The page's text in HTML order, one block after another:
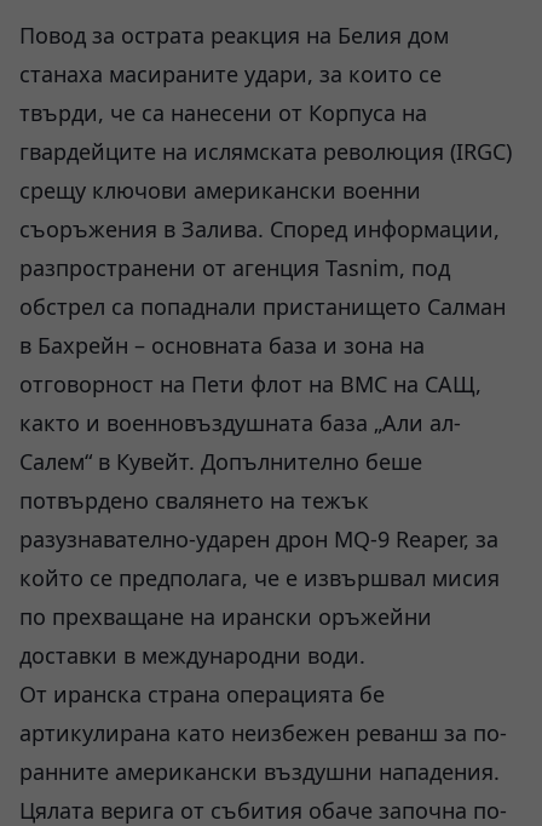
Повод за острата реакция на Белия дом
станаха масираните удари, за които се
твърди, че са нанесени от Корпуса на
гвардейците на ислямската революция (IRGC)
срещу ключови американски военни
съоръжения в Залива. Според информации,
разпространени от агенция Tasnim, под
обстрел са попаднали пристанището Салман
в Бахрейн – основната база и зона на
отговорност на Пети флот на ВМС на САЩ,
както и военновъздушната база „Али ал-
Салем“ в Кувейт. Допълнително беше
потвърдено свалянето на тежък
разузнавателно-ударен дрон MQ-9 Reaper, за
който се предполага, че е извършвал мисия
по прехващане на ирански оръжейни
доставки в международни води.
От иранска страна операцията бе
артикулирана като неизбежен реванш за по-
ранните американски въздушни нападения.
Цялата верига от събития обаче започна по-